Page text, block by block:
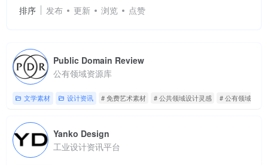
排序 发布 更新 浏览 点赞
Public Domain Review
公有领域资源库
文学素材 设计资讯 # 免费艺术素材 # 公共领域设计灵感 # 公有领域资源
Yanko Design
工业设计资讯平台